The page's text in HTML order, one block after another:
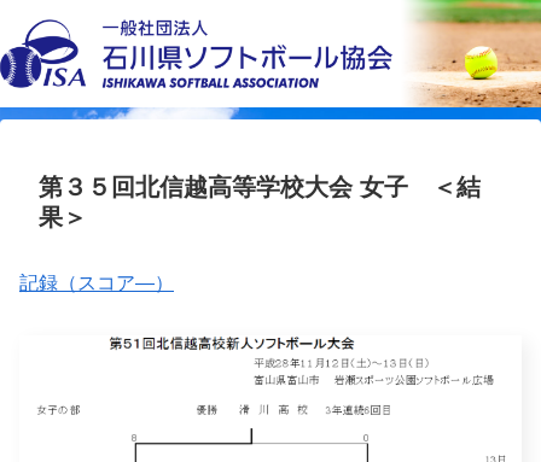
第３５回北信越高等学校大会 女子 ＜結
果＞
記録（スコア―）